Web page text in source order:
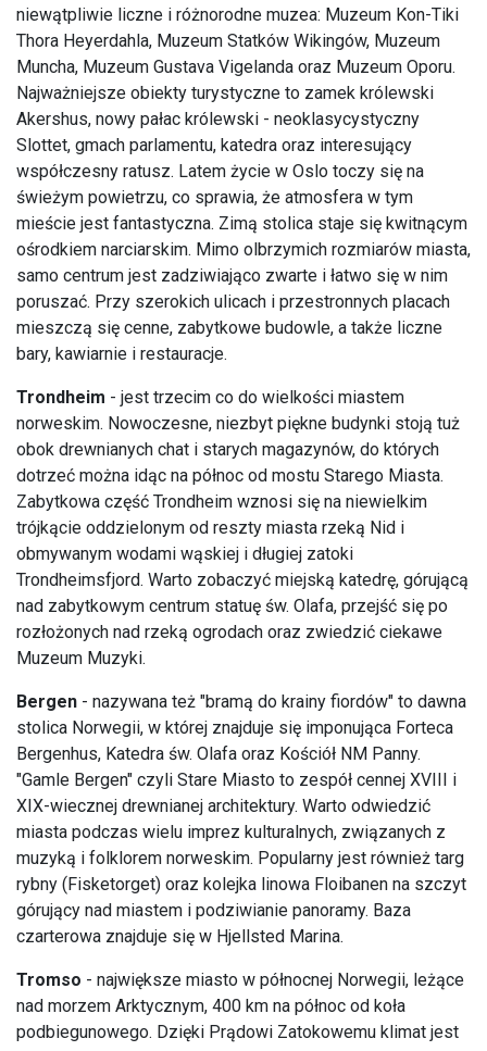
niewątpliwie liczne i różnorodne muzea: Muzeum Kon-Tiki
Thora Heyerdahla, Muzeum Statków Wikingów, Muzeum
Muncha, Muzeum Gustava Vigelanda oraz Muzeum Oporu.
Najważniejsze obiekty turystyczne to zamek królewski
Akershus, nowy pałac królewski - neoklasycystyczny
Slottet, gmach parlamentu, katedra oraz interesujący
współczesny ratusz. Latem życie w Oslo toczy się na
świeżym powietrzu, co sprawia, że atmosfera w tym
mieście jest fantastyczna. Zimą stolica staje się kwitnącym
ośrodkiem narciarskim. Mimo olbrzymich rozmiarów miasta,
samo centrum jest zadziwiająco zwarte i łatwo się w nim
poruszać. Przy szerokich ulicach i przestronnych placach
mieszczą się cenne, zabytkowe budowle, a także liczne
bary, kawiarnie i restauracje.
Trondheim - jest trzecim co do wielkości miastem
norweskim. Nowoczesne, niezbyt piękne budynki stoją tuż
obok drewnianych chat i starych magazynów, do których
dotrzeć można idąc na północ od mostu Starego Miasta.
Zabytkowa część Trondheim wznosi się na niewielkim
trójkącie oddzielonym od reszty miasta rzeką Nid i
obmywanym wodami wąskiej i długiej zatoki
Trondheimsfjord. Warto zobaczyć miejską katedrę, górującą
nad zabytkowym centrum statuę św. Olafa, przejść się po
rozłożonych nad rzeką ogrodach oraz zwiedzić ciekawe
Muzeum Muzyki.
Bergen - nazywana też "bramą do krainy fiordów" to dawna
stolica Norwegii, w której znajduje się imponująca Forteca
Bergenhus, Katedra św. Olafa oraz Kościół NM Panny.
"Gamle Bergen" czyli Stare Miasto to zespół cennej XVIII i
XIX-wiecznej drewnianej architektury. Warto odwiedzić
miasta podczas wielu imprez kulturalnych, związanych z
muzyką i folklorem norweskim. Popularny jest również targ
rybny (Fisketorget) oraz kolejka linowa Floibanen na szczyt
górujący nad miastem i podziwianie panoramy. Baza
czarterowa znajduje się w Hjellsted Marina.
Tromso - największe miasto w północnej Norwegii, leżące
nad morzem Arktycznym, 400 km na północ od koła
podbiegunowego. Dzięki Prądowi Zatokowemu klimat jest